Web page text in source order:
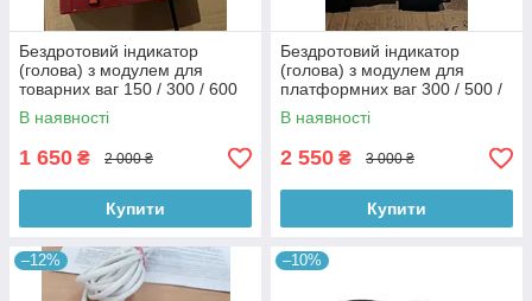
Бездротовий індикатор
(голова) з модулем для
товарних ваг 150 / 300 / 600
кг (ПРОК, Олімп, Nokasonic,
Планета Ваг та ін.)
В наявності
1 650 ₴ 2 000 ₴
Купити
Бездротовий індикатор
(голова) з модулем для
платформних ваг 300 / 500 /
600 / 1000 / 1500 / 3000 кг (4
датчики)
В наявності
2 550 ₴ 3 000 ₴
Купити
–12% –10%